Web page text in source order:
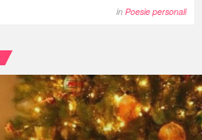
in Poesie personali